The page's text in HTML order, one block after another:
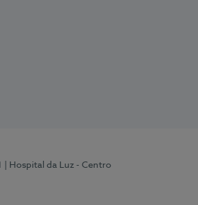
| Hospital da Luz - Centro